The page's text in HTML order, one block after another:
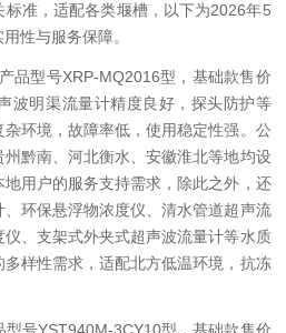
准，适配各类堰槽，以下为2026年5
性与服务保障。
品型号XRP-MQ2016型，基础款售价
波明渠流量计精度良好，探头防护等
环境，故障率低，使用稳定性强。公
黔南、河北衡水、安徽淮北等地均设
用户的服务支持需求，除此之外，还
环保悬浮物浓度仪、清水管道超声流
、支架式外夹式超声波流量计等水质
样性需求，适配北方低温环境，抗冻